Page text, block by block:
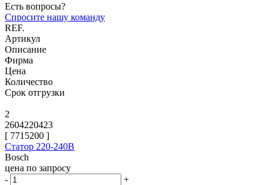
Есть вопросы?
Спросите нашу команду
REF.
Артикул
Описание
Фирма
Цена
Количество
Срок отгрузки
2
2604220423
[ 7715200 ]
Статор 220-240В
Bosch
цена по запросу
-
+